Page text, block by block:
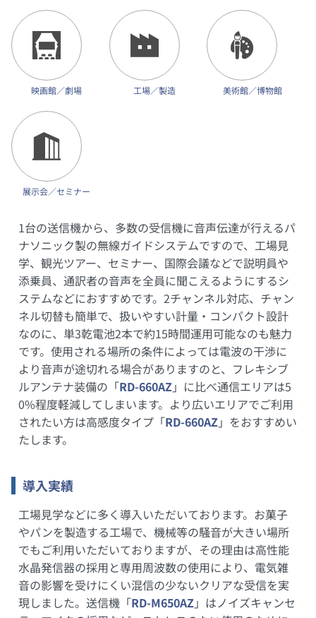
映画館／劇場 工場／製造 美術館／博物館
展示会／セミナー
1台の送信機から、多数の受信機に音声伝達が行えるパ
ナソニック製の無線ガイドシステムですので、工場見
学、観光ツアー、セミナー、国際会議などで説明員や
添乗員、通訳者の音声を全員に聞こえるようにするシ
ステムなどにおすすめです。2チャンネル対応、チャン
ネル切替も簡単で、扱いやすい計量・コンパクト設計
なのに、単3乾電池2本で約15時間運用可能なのも魅力
です。使用される場所の条件によっては電波の干渉に
より音声が途切れる場合がありますのと、フレキシブ
ルアンテナ装備の「RD-660AZ」に比べ通信エリアは5
0%程度軽減してしまいます。より広いエリアでご利用
されたい方は高感度タイプ「RD-660AZ」をおすすめい
たします。
導入実績
工場見学などに多く導入いただいております。お菓子
やパンを製造する工場で、機械等の騒音が大きい場所
でもご利用いただいておりますが、その理由は高性能
水晶発信器の採用と専用周波数の使用により、電気雑
音の影響を受けにくい混信の少ないクリアな受信を実
現しました。送信機「RD-M650AZ」はノイズキャンセ